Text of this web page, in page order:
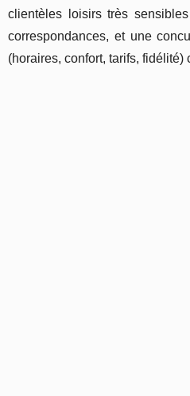
clientèles loisirs très
correspondances, et une
(horaires, confort, tarifs, fidélité)